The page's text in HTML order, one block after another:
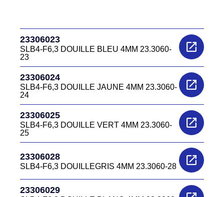
23306023
SLB4-F6,3 DOUILLE BLEU 4MM 23.3060-
23
23306024
SLB4-F6,3 DOUILLE JAUNE 4MM 23.3060-
24
23306025
SLB4-F6,3 DOUILLE VERT 4MM 23.3060-
25
23306028
SLB4-F6,3 DOUILLEGRIS 4MM 23.3060-28
23306029